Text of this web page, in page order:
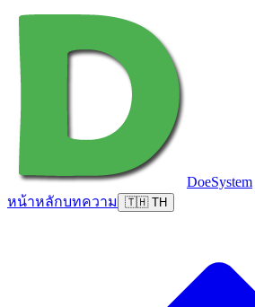
DoeSystem
หน้าหลักบทความ 🇹🇭 TH